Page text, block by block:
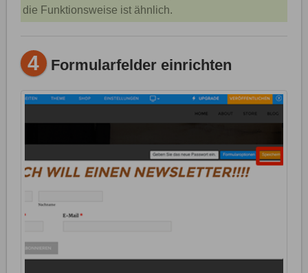
die Funktionsweise ist ähnlich.
4 Formularfelder einrichten